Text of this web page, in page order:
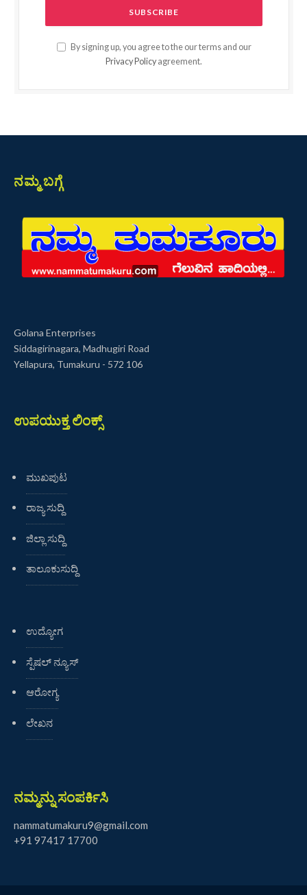
By signing up, you agree to the our terms and our
Privacy Policy agreement.
ನಮ್ಮ ಬಗ್ಗೆ
Golana Enterprises
Siddagirinagara, Madhugiri Road
Yellapura, Tumakuru - 572 106
ಉಪಯುಕ್ತ ಲಿಂಕ್ಸ್
ಮುಖಪುಟ
ರಾಜ್ಯ ಸುದ್ದಿ
ಜಿಲ್ಲಾ ಸುದ್ದಿ
ತಾಲೂಕುಸುದ್ದಿ
ಉದ್ಯೋಗ
ಸ್ಪೆಷಲ್ ನ್ಯೂಸ್
ಆರೋಗ್ಯ
ಲೇಖನ
ನಮ್ಮನ್ನು ಸಂಪರ್ಕಿಸಿ
nammatumakuru9@gmail.com
+91 97417 17700